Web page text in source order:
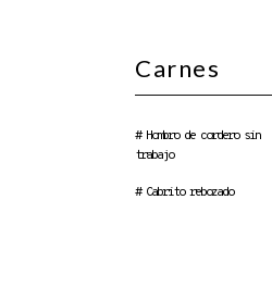
Carnes
# Hombro de cordero sin
trabajo
# Cabrito rebozado